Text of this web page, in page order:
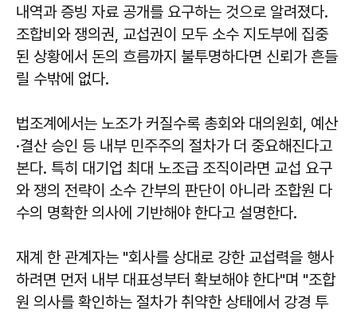
내역과 증빙 자료 공개를 요구하는 것으로 알려졌다.
조합비와 쟁의권, 교섭권이 모두 소수 지도부에 집중
된 상황에서 돈의 흐름까지 불투명하다면 신뢰가 흔들
릴 수밖에 없다.
법조계에서는 노조가 커질수록 총회와 대의원회, 예산
·결산 승인 등 내부 민주주의 절차가 더 중요해진다고
본다. 특히 대기업 최대 노조급 조직이라면 교섭 요구
와 쟁의 전략이 소수 간부의 판단이 아니라 조합원 다
수의 명확한 의사에 기반해야 한다고 설명한다.
재계 한 관계자는 "회사를 상대로 강한 교섭력을 행사
하려면 먼저 내부 대표성부터 확보해야 한다"며 "조합
원 의사를 확인하는 절차가 취약한 상태에서 강경 투